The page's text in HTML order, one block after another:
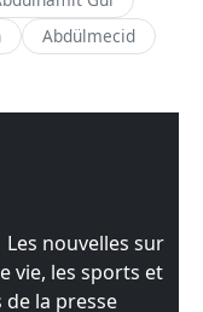
Abdülmecid
nouvelles sur
vie, les sports et
la presse